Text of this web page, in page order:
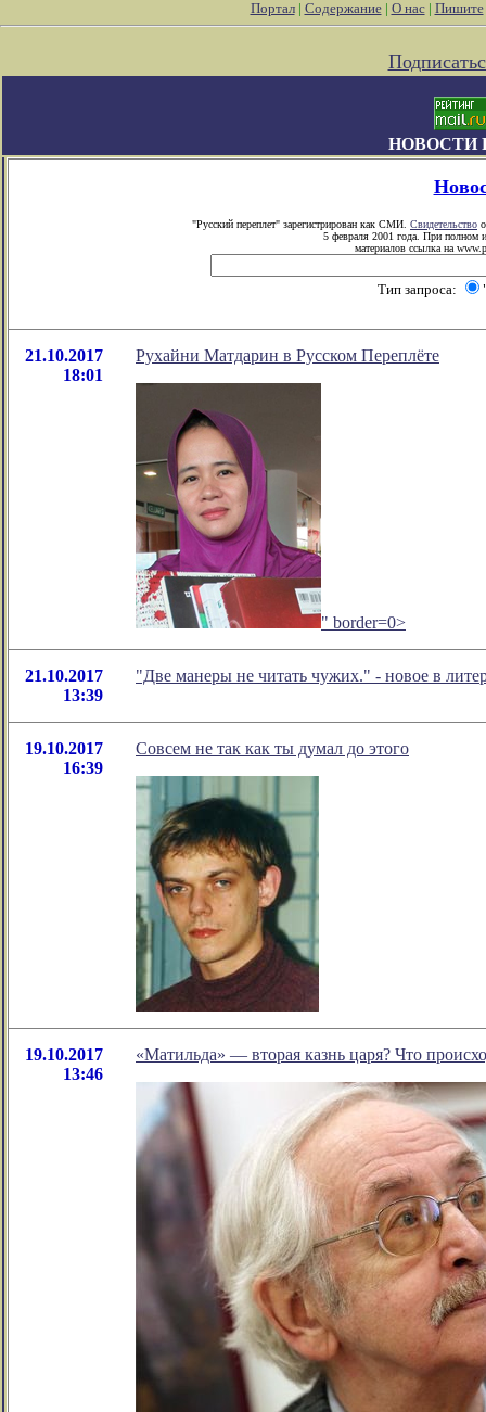
Портал| Содержание| О нас| Пишите
НОВОСТИ
"Русский переплет" зарегистрирован как СМИ. Свидетельство
5 февраля 2001 года. При полном
материалов ссылка на
Тип запроса:
21.10.2017
18:01
Рухайни Матдарин в Русском Переплёте
" border=0>
21.10.2017
13:39
"Две манеры не читать чужих." - новое в
19.10.2017
16:39
Совсем не так как ты думал до этого
19.10.2017
13:46
«Матильда» — вторая казнь царя? Что